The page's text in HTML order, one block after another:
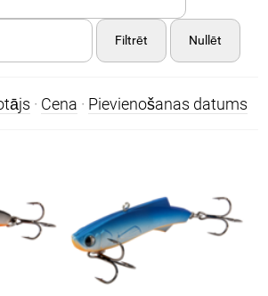
Filtrēt Nullēt
· Cena · Pievienošanas datums